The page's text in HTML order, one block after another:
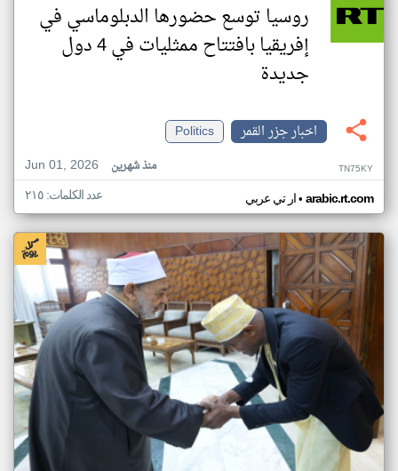
روسيا توسع حضورها الدبلوماسي في
إفريقيا بافتتاح ممثليات في 4 دول
جديدة
اخبار جزر القمر
Politics
Jun 01, 2026
منذ شهرين TN75KY
ار تي عربي• arabic.rt.com عدد الكلمات: ٢١٥